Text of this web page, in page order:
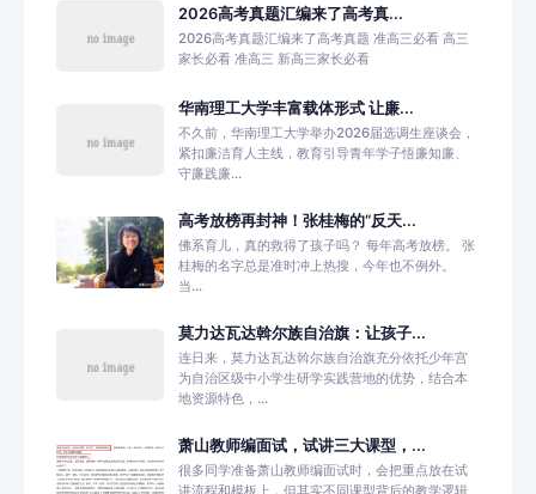
2026高考真题汇编来了高考真...
2026高考真题汇编来了高考真题 准高三必看 高三
家长必看 准高三 新高三家长必看
华南理工大学丰富载体形式 让廉...
不久前，华南理工大学举办2026届选调生座谈会，
紧扣廉洁育人主线，教育引导青年学子悟廉知廉、
守廉践廉...
高考放榜再封神！张桂梅的“反天...
佛系育儿，真的救得了孩子吗？ 每年高考放榜。 张
桂梅的名字总是准时冲上热搜，今年也不例外。
当...
莫力达瓦达斡尔族自治旗：让孩子...
连日来，莫力达瓦达斡尔族自治旗充分依托少年宫
为自治区级中小学生研学实践营地的优势，结合本
地资源特色，...
萧山教师编面试，试讲三大课型，...
很多同学准备萧山教师编面试时，会把重点放在试
讲流程和模板上，但其实不同课型背后的教学逻辑